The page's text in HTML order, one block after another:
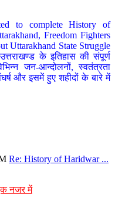
to complete History of
Freedom Fighters
Uttarakhand State Struggle
के इतिहास की संपूर्ण
जन-आन्दोलनों, स्वतंत्रता
और इसमें हुए शहीदों के बारे में
Re: History of Haridwar ...
नजर में